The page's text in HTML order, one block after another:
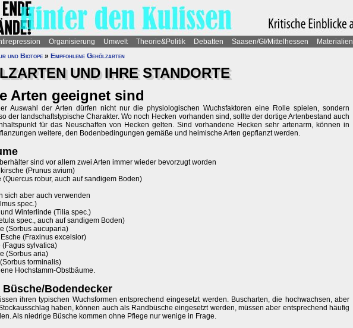
Organisierung Umwelt Theorie&Politik Debatten Saasen/GI/Mittelhessen Materialien
und Biotope » Empfohlene Gehölzarten
UND IHRE STANDORTE
Arten geeignet sind
Auswahl der Arten dürfen nicht nur die physiologischen Wuchsfaktoren eine Rolle spielen, sondern
der landschaftstypische Charakter. Wo noch Hecken vorhanden sind, sollte der dortige Artenbestand auch
für das Neuschaffen von Hecken gelten. Sind vorhandene Hecken sehr artenarm, können in
weitere, den Bodenbedingungen gemäße und heimische Arten gepflanzt werden.
sind vor allem zwei Arten immer wieder bevorzugt worden
(Prunus avium)
(Quercus robur, auch auf sandigem Boden)
sich aber auch verwenden
spec.)
Winterlinde (Tilia spec.)
spec., auch auf sandigem Boden)
(Sorbus aucuparia)
(Fraxinus excelsior)
(Fagus sylvatica)
(Sorbus aria)
torminalis)
Hochstamm-Obstbäume.
Büsche/Bodendecker
ihren typischen Wuchsformen entsprechend eingesetzt werden. Buscharten, die hochwachsen, aber
haben, können auch als Randbüsche eingesetzt werden, müssen aber entsprechend häufig
Als niedrige Büsche kommen ohne Pflege nur wenige in Frage.